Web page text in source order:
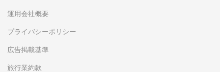
運用会社概要
プライバシーポリシー
広告掲載基準
旅行業約款